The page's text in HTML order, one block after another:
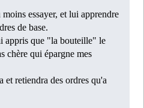
essayer, et lui apprendre
de base.
appris que "la bouteille" le
chère qui épargne mes
et retiendra des ordres qu'a